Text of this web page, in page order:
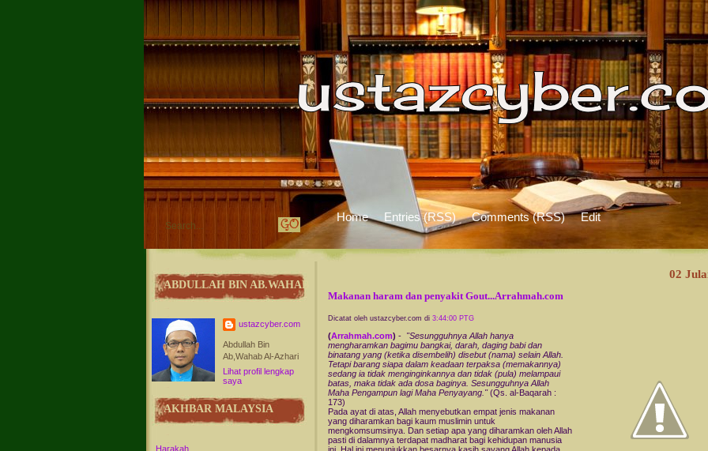
Home Entries (RSS) Comments (RSS) Edit
ABDULLAH BIN AB.WAHAB
ustazcyber.com
Abdullah Bin
Ab,Wahab Al-Azhari
Lihat profil lengkap
saya
AKHBAR MALAYSIA
Harakah
02
Makanan haram dan penyakit Gout...Arrahmah.com
Dicatat oleh ustazcyber.com di 3:44:00 PTG
(Arrahmah.com) - "Sesungguhnya Allah hanya
mengharamkan bagimu bangkai, darah, daging babi dan
binatang yang (ketika disembelih) disebut (nama) selain Allah.
Tetapi barang siapa dalam keadaan terpaksa (memakannya)
sedang ia tidak menginginkannya dan tidak (pula) melampaui
batas, maka tidak ada dosa baginya. Sesungguhnya Allah
Maha Pengampun lagi Maha Penyayang."(Qs. al-Baqarah :
173)
Pada ayat di atas, Allah menyebutkan empat jenis makanan
yang diharamkan bagi kaum muslimin untuk
mengkomsumsinya. Dan setiap apa yang diharamkan oleh Allah
pasti di dalamnya terdapat madharat bagi kehidupan manusia